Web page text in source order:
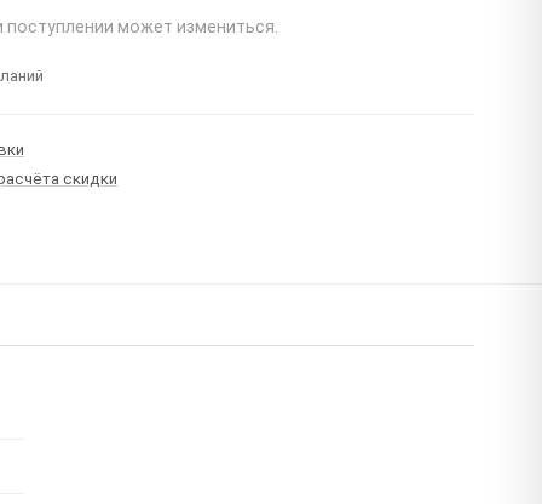
поступлении может измениться.
скидки